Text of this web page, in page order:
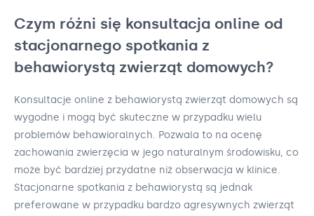
Czym różni się konsultacja online od
stacjonarnego spotkania z
behawiorystą zwierząt domowych?
Konsultacje online z behawiorystą zwierząt domowych są
wygodne i mogą być skuteczne w przypadku wielu
problemów behawioralnych. Pozwala to na ocenę
zachowania zwierzęcia w jego naturalnym środowisku, co
może być bardziej przydatne niż obserwacja w klinice.
Stacjonarne spotkania z behawiorystą są jednak
preferowane w przypadku bardzo agresywnych zwierząt